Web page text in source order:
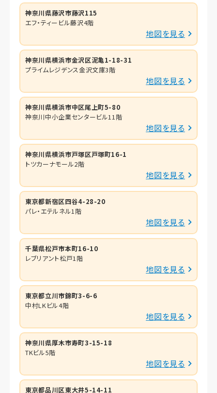
神奈川県藤沢市藤沢115
エフ・ティービル藤沢4階
地図を見る
神奈川県横浜市金沢区泥亀1-18-31
プライムレジデンス金沢文庫3階
地図を見る
神奈川県横浜市中区尾上町5-80
神奈川中小企業センタービル11階
地図を見る
神奈川県横浜市戸塚区戸塚町16-1
トツカーナモール2階
地図を見る
東京都新宿区四谷4-28-20
パレ・エテルネル1階
地図を見る
千葉県松戸市本町16-10
レブリアント松戸1階
地図を見る
東京都立川市錦町3-6-6
中村LKビル4階
地図を見る
神奈川県厚木市寿町3-15-18
TKビル5階
地図を見る
東京都品川区東大井5-14-11